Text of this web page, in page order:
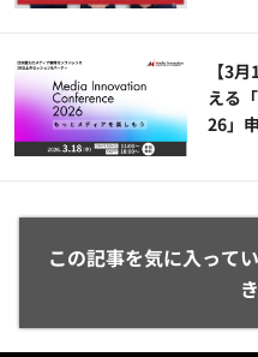
【3
える
26」
この記事を気に入って